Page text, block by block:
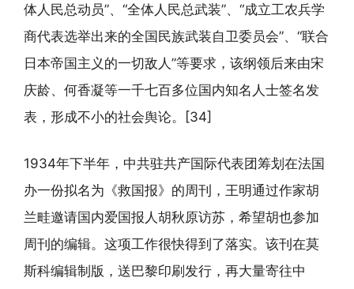
体人民总动员”、“全体人民总武装”、“成立工农兵学
商代表选举出来的全国民族武装自卫委员会”、“联合
日本帝国主义的一切敌人”等要求，该纲领后来由宋
庆龄、何香凝等一千七百多位国内知名人士签名发
表，形成不小的社会舆论。[34]
1934年下半年，中共驻共产国际代表团筹划在法国
办一份拟名为《救国报》的周刊，王明通过作家胡
兰畦邀请国内爱国报人胡秋原访苏，希望胡也参加
周刊的编辑。这项工作很快得到了落实。该刊在莫
斯科编辑制版，送巴黎印刷发行，再大量寄往中